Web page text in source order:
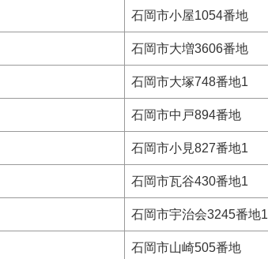
石岡市小屋1054番地
石岡市大増3606番地
石岡市大塚748番地1
石岡市中戸894番地
石岡市小見827番地1
石岡市瓦谷430番地1
石岡市宇治会3245番地1
石岡市山崎505番地